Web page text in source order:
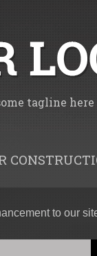
tagline here
to our